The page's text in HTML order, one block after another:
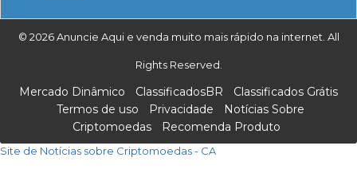
© 2026 Anuncie Aqui e venda muito mais rápido na internet. All
Rights Reserved.
Mercado Dinâmico ClassificadosBR
Classificados Grátis
Termos de uso
Privacidade
Notícias Sobre
Criptomoedas
Recomenda Produto
Site de Notícias sobre Criptomoedas - CA